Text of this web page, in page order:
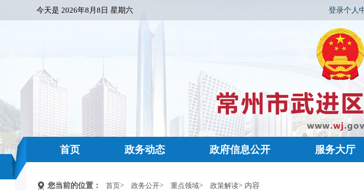
今天是 2026年8月8日 星期六 登录个人
首页 政务动态 政府信息公开 服务大厅
您当前的位置： 首页> 政务公开> 重点领域> 政策解读> 内容